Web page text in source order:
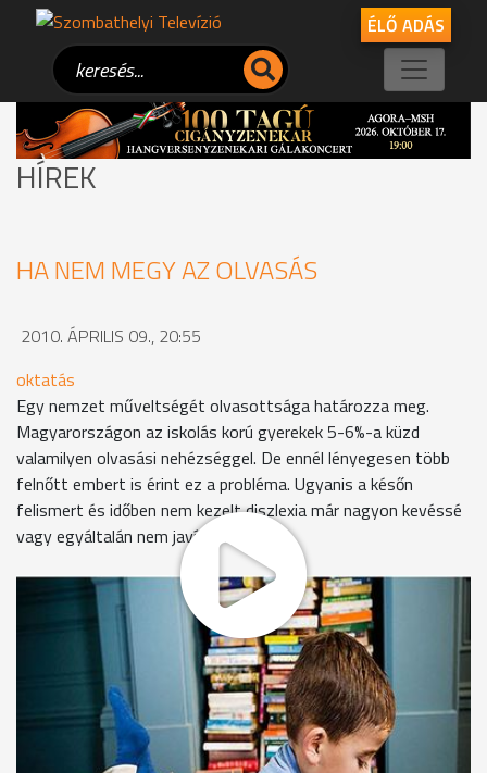
ÉLŐ ADÁS
HÍREK
HA NEM MEGY AZ OLVASÁS
2010. ÁPRILIS 09., 20:55
oktatás
Egy nemzet műveltségét olvasottsága határozza meg.
Magyarországon az iskolás korú gyerekek 5-6%-a küzd
valamilyen olvasási nehézséggel. De ennél lényegesen több
felnőtt embert is érint ez a probléma. Ugyanis a későn
felismert és időben nem kezelt diszlexia már nagyon kevéssé
vagy egyáltalán nem javítható.
Koltai György, diszlexiás
„Nem úgy olvasok, mint egy átlagos ember, aki végig
olvassa, a szót, hanem ismerem a szót, elolvasom az elejét
és ismerem szót és kitalálom, hogy mi a vége,
hozzáképzelem a szót. Ezért van az, ha olyan szót olvasok,
amit nem sokszor használtam vagy nem is ismerek, azt
nagyon nehezen tudom például kiolvasni."